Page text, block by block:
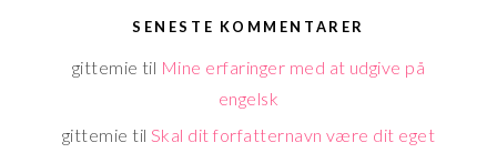
SENESTE KOMMENTARER
gittemie til Mine erfaringer med at udgive på
engelsk
gittemie til Skal dit forfatternavn være dit eget